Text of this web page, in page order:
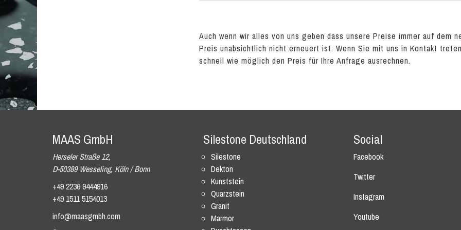
Auch wenn wir alles von uns geben dass unsere Preise immer auf dem
Preis unabsichtlich nicht erneuert ist. Wenn Sie mit uns in Kontakt
schnell wie möglich den Preis für Ihre Anfrage ausrechnen.
MAAS GmbH
Herseler Straße 12,
D-50389 Wesseling, Köln / Bonn
+49 2236 9444916
+49 1511 5154013
info@maasgmbh.com
Silestone Deutschland
Silestone
Dekton
Kunststein
Quarzstein
Granit
Marmor
Social
Facebook
Twitter
Instagram
Youtube